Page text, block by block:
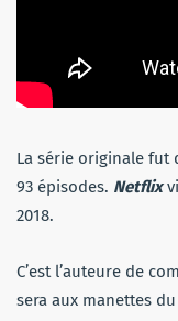
La série originale fut
93 épisodes. Netflix
2018.
C’est l’auteure de
sera aux manettes